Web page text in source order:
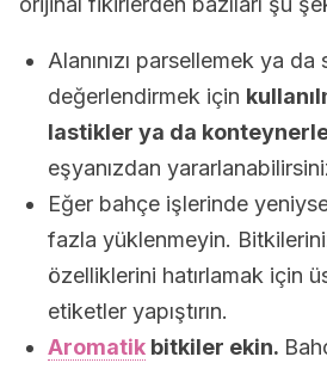
Alanınızı parsellemek ya da
değerlendirmek için
lastikler ya da
eşyanızdan
Eğer bahçe işlerinde
fazla yüklenmeyin.
özelliklerini hatırlamak için
etiketler yapıştırın.
Aromatik bitkiler ekin.